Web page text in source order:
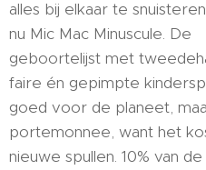
alles bij elkaar te
nu Mic Mac Minuscule. De
geboortelijst met
faire én gepimpte
goed voor de planeet,
portemonnee, want het
nieuwe spullen. 10% van